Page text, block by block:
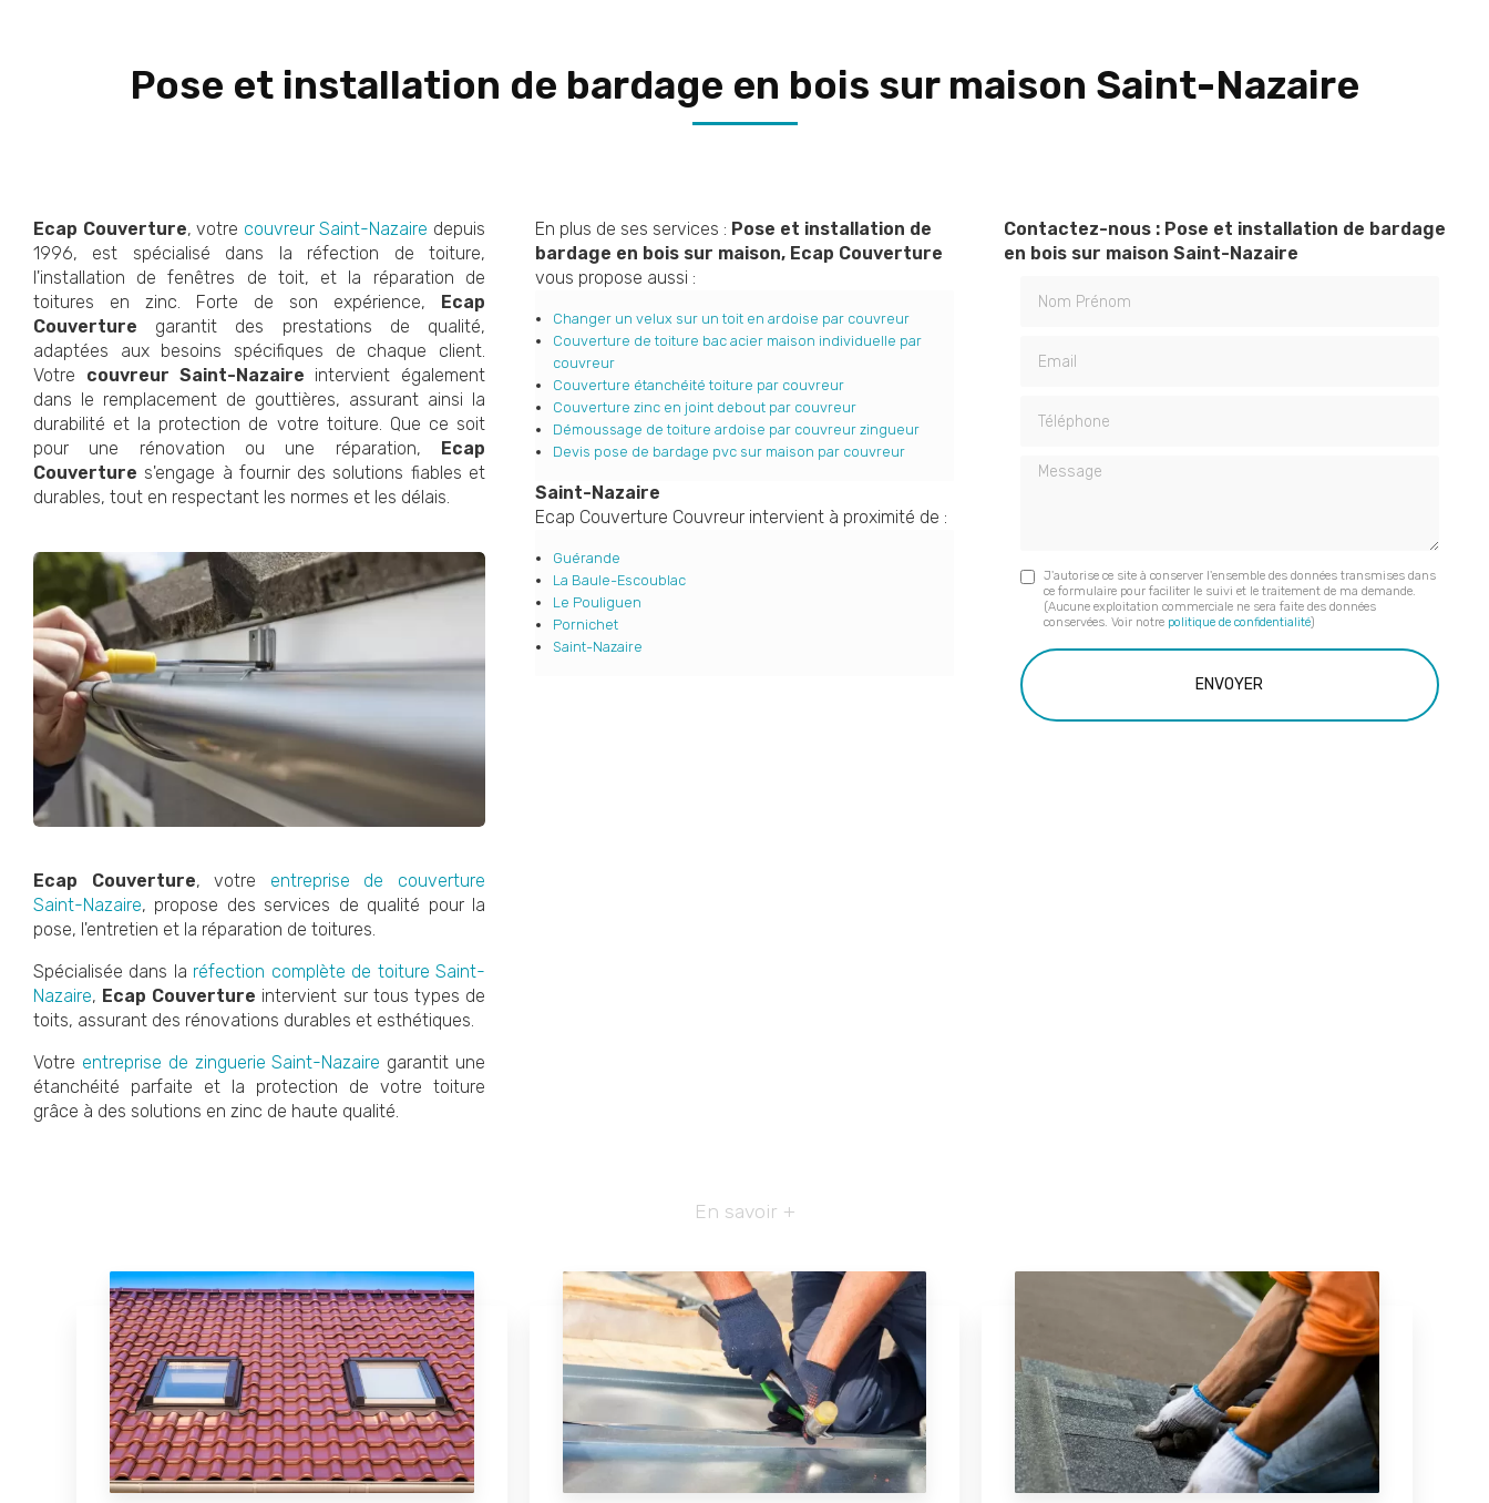
Pose et installation de bardage en bois sur maison Saint-Nazaire
Ecap Couverture, votre couvreur Saint-Nazaire depuis
1996, est spécialisé dans la réfection de toiture,
l'installation de fenêtres de toit, et la réparation de
toitures en zinc. Forte de son expérience, Ecap
Couverture garantit des prestations de qualité,
adaptées aux besoins spécifiques de chaque client.
Votre couvreur Saint-Nazaire intervient également
dans le remplacement de gouttières, assurant ainsi la
durabilité et la protection de votre toiture. Que ce soit
pour une rénovation ou une réparation, Ecap
Couverture s'engage à fournir des solutions fiables et
durables, tout en respectant les normes et les délais.
Ecap Couverture, votre entreprise de couverture
Saint-Nazaire, propose des services de qualité pour la
pose, l'entretien et la réparation de toitures.
Spécialisée dans la réfection complète de toiture Saint-
Nazaire, Ecap Couverture intervient sur tous types de
toits, assurant des rénovations durables et esthétiques.
Votre entreprise de zinguerie Saint-Nazaire garantit une
étanchéité parfaite et la protection de votre toiture
grâce à des solutions en zinc de haute qualité.
En plus de ses services : Pose et installation de
bardage en bois sur maison, Ecap Couverture
vous propose aussi :
Changer un velux sur un toit en ardoise par couvreur
Couverture de toiture bac acier maison individuelle par
couvreur
Couverture étanchéité toiture par couvreur
Couverture zinc en joint debout par couvreur
Démoussage de toiture ardoise par couvreur zingueur
Devis pose de bardage pvc sur maison par couvreur
Saint-Nazaire
Ecap Couverture Couvreur intervient à proximité de :
Guérande
La Baule-Escoublac
Le Pouliguen
Pornichet
Saint-Nazaire
Contactez-nous : Pose et installation de bardage
en bois sur maison Saint-Nazaire
Message
J'autorise ce site à conserver l'ensemble des données transmises dans
ce formulaire pour faciliter le suivi et le traitement de ma demande.
(Aucune exploitation commerciale ne sera faite des données
conservées. Voir notre politique de confidentialité)
En savoir +